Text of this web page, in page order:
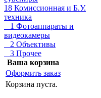
18 Комиссионная и Б.У.
техника
1 Фотоаппараты и
видеокамеры
2 Объективы
3 Прочее
Ваша корзина
Оформить заказ
Корзина пуста.